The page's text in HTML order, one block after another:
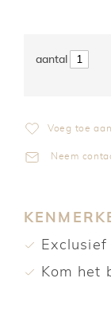
Voeg toe
Neem
Kom het